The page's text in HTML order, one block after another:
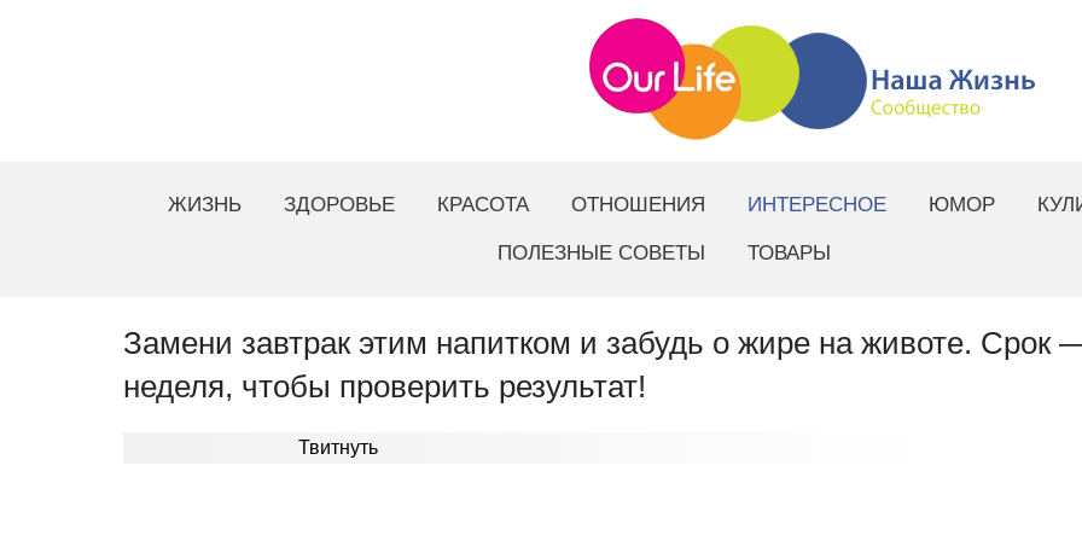
ЖИЗНЬ ЗДОРОВЬЕ КРАСОТА ОТНОШЕНИЯ ИНТЕРЕСНОЕ ЮМОР
ПОЛЕЗНЫЕ СОВЕТЫ ТОВАРЫ
Замени завтрак этим напитком и забудь о жире на животе. Срок
неделя, чтобы проверить результат!
Твитнуть